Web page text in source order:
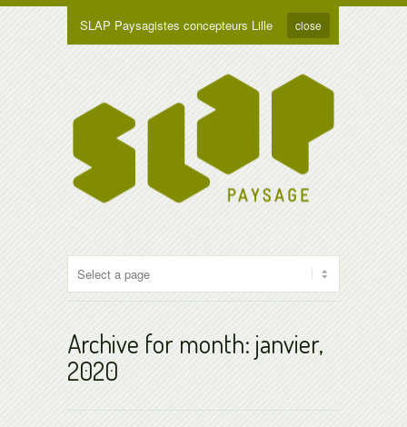
SLAP Paysagistes concepteurs Lille close
Archive for month: janvier,
2020